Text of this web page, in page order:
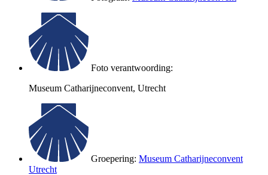
Foto verantwoording:
Museum Catharijneconvent, Utrecht
Groepering: Museum Catharijneconvent
Utrecht